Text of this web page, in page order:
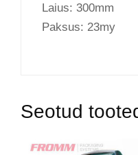
Laius: 300mm
Paksus: 23my
Seotud